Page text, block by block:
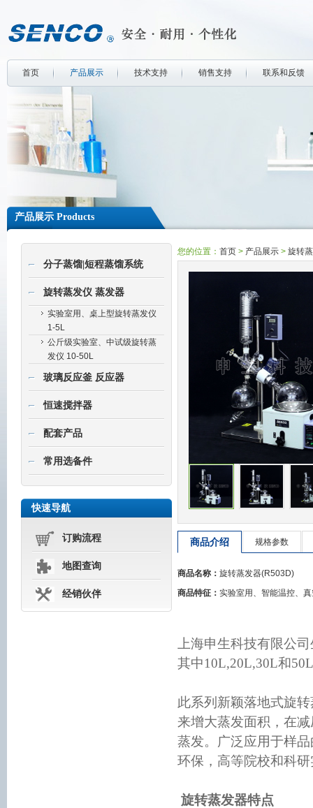
首页 产品展示 技术支持 销售支持 联系和反馈
产品展示 Products
分子蒸馏|短程蒸馏系统
旋转蒸发仪 蒸发器
实验室用、桌上型旋转蒸发仪
1-5L
公斤级实验室、中试级旋转蒸
发仪 10-50L
玻璃反应釜 反应器
恒速搅拌器
配套产品
常用选备件
快速导航
订购流程
地图查询
经销伙伴
您的位置： 首页 > 产品展示 > 旋转
商品介绍 规格参数
商品名称： 旋转蒸发器(R503D)
商品特征： 实验室用、智能温控、
上海申生科技有限公
其中10L,20L,30L和
此系列新颖落地式旋
来增大蒸发面积，在
蒸发。广泛应用于样
环保，高等院校和科
旋转蒸发器特点